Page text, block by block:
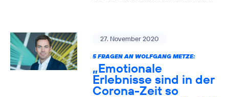
27. November 2020
5 FRAGEN AN WOLFGANG METZE:
„Emotionale
Erlebnisse sind in der
Corona-Zeit so